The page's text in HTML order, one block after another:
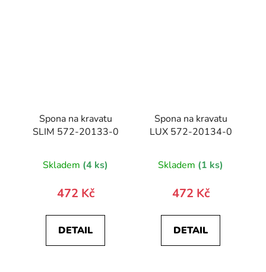
Spona na kravatu
SLIM 572-20133-0
Skladem (4 ks)
472 Kč
DETAIL
Spona na kravatu
LUX 572-20134-0
Skladem (1 ks)
472 Kč
DETAIL